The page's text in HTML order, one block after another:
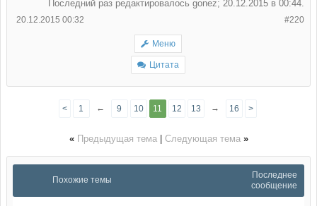
Последний раз редактировалось gonez; 20.12.2015 в 00:44.
#220
20.12.2015 00:32
Меню
Цитата
< 1 ← 9 10 11 12 13 → 16 >
« Предыдущая тема| Следующая тема »
Похожие темы
Последнее
сообщение